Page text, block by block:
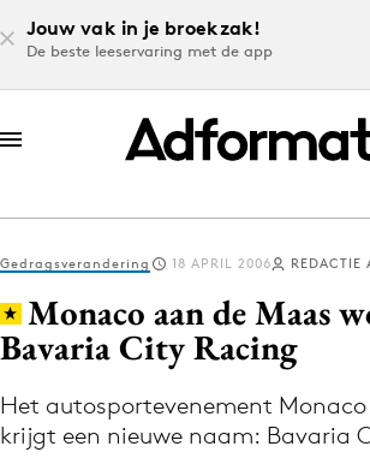
Jouw vak in je broekzak!
De beste leeservaring met de app
Log in
Download de app
Volg het laatste nieuws via
Nieuws app
Gedragsverandering 18 APRIL 2006 REDACTIE
Monaco aan de Maas
Bavaria City Racing
Het autosportevenement
krijgt een nieuwe naam: Bavaria